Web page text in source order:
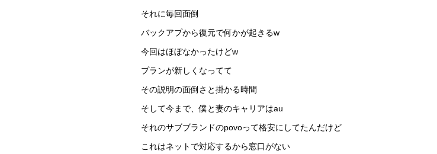
それに毎回面倒
バックアプから復元で何かが起きるw
今回はほぼなかったけどw
プランが新しくなってて
その説明の面倒さと掛かる時間
そして今まで、僕と妻のキャリアはau
それのサブブランドのpovoって格安にしてたんだけど
これはネットで対応するから窓口がない